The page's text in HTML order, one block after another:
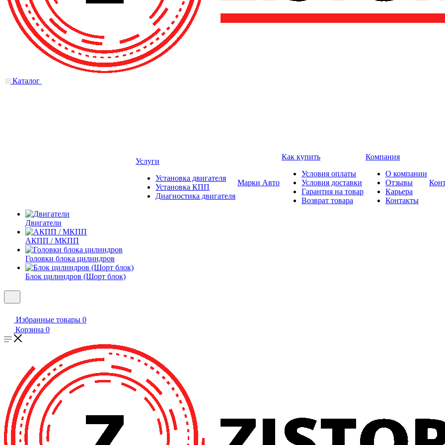
Каталог
Двигатели
АКПП / МКПП
Головки блока цилиндров
Блок цилиндров (Шорт блок)
Услуги
Установка двигателя
Установка КПП
Диагностика двигателя
Марки Авто
Как купить
Условия оплаты
Условия доставки
Гарантия на товар
Возврат товара
Компания
О компании
Отзывы
Карьера
Контакты
Избранные товары 0
Корзина 0